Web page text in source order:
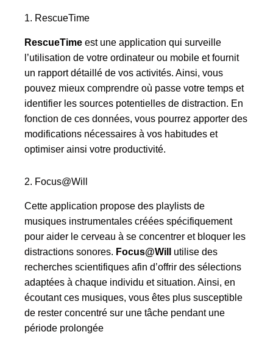
1. RescueTime
RescueTime est une application qui surveille
l’utilisation de votre ordinateur ou mobile et fournit
un rapport détaillé de vos activités. Ainsi, vous
pouvez mieux comprendre où passe votre temps et
identifier les sources potentielles de distraction. En
fonction de ces données, vous pourrez apporter des
modifications nécessaires à vos habitudes et
optimiser ainsi votre productivité.
2. Focus@Will
Cette application propose des playlists de
musiques instrumentales créées spécifiquement
pour aider le cerveau à se concentrer et bloquer les
distractions sonores. Focus@Will
utilise des
recherches scientifiques afin d’offrir des sélections
adaptées à chaque individu et situation. Ainsi, en
écoutant ces musiques, vous êtes plus susceptible
de rester concentré sur une tâche pendant une
période prolongée